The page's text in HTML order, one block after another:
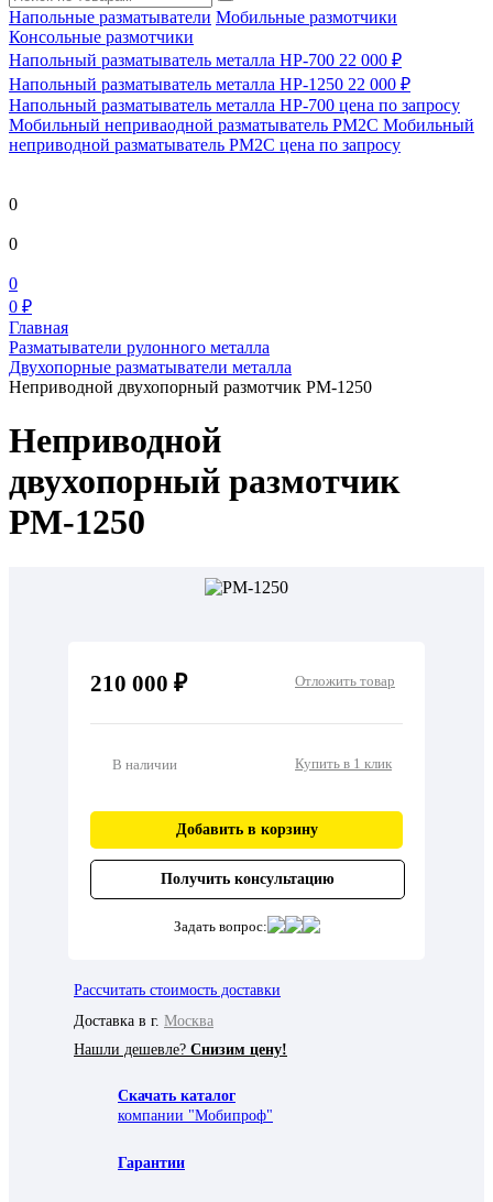
Напольные разматыватели Мобильные размотчики
Консольные размотчики
Напольный разматыватель металла HP-700 22 000 ₽
Напольный разматыватель металла HP-1250 22 000 ₽
Напольный разматыватель металла HP-700 цена по запросу
Мобильный непривaодной разматыватель РМ2С Мобильный
неприводной разматыватель РМ2С цена по запросу
0
0
0
0 ₽
Главная
Разматыватели рулонного металла
Двухопорные разматыватели металла
Неприводной двухопорный размотчик РМ-1250
Неприводной
двухопорный размотчик
РМ-1250
210 000 ₽ Отложить товар
В наличии Купить в 1 клик
Добавить в корзину
Получить консультацию
Задать вопрос:
Рассчитать стоимость доставки
Доставка в г. Москва
Нашли дешевле? Снизим цену!
Скачать каталог
компании "Мобипроф"
Гарантии